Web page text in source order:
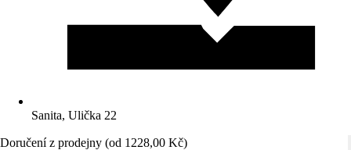
Sanita, Ulička 22
Doručení z prodejny (od 1228,00 Kč)